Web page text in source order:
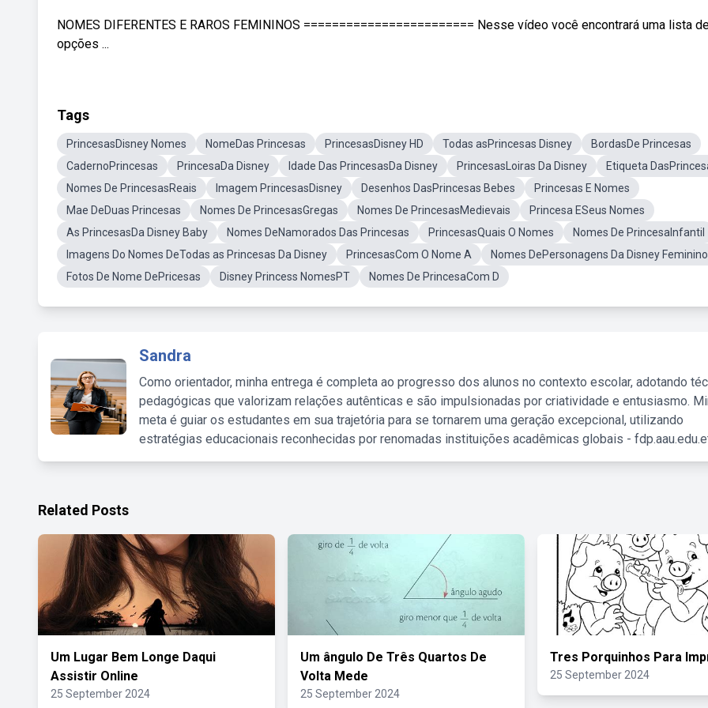
NOMES DIFERENTES E RAROS FEMININOS ======================== Nesse vídeo você encontrará uma lista
opções ...
Tags
PrincesasDisney Nomes NomeDas Princesas PrincesasDisney HD Todas asPrincesas Disney
BordasDe Princesas
CadernoPrincesas
PrincesaDa Disney Idade Das PrincesasDa Disney PrincesasLoiras Da Disney
Etiqueta
Nomes De PrincesasReais
Imagem PrincesasDisney Desenhos DasPrincesas Bebes
Princesas E Nomes
Mae DeDuas Princesas
Nomes De PrincesasGregas Nomes De PrincesasMedievais
Princesa ESeus Nomes
As PrincesasDa Disney Baby
Nomes DeNamorados Das Princesas PrincesasQuais O Nomes
Nomes De PrincesaInfantil
Imagens Do Nomes DeTodas as Princesas Da Disney
PrincesasCom O Nome A
Nomes DePersonagens Da Disney
Fotos De Nome DePricesas
Disney Princess NomesPT Nomes De PrincesaCom D
Sandra
Como orientador, minha entrega é completa ao progresso dos alunos no contexto escolar, adotando
pedagógicas que valorizam relações autênticas e são impulsionadas por criatividade e entusiasmo.
meta é guiar os estudantes em sua trajetória para se tornarem uma geração excepcional, utilizando
estratégias educacionais reconhecidas por renomadas instituições acadêmicas globais -
Related Posts
Um Lugar Bem Longe Daqui
Assistir Online
25 September 2024
Um ângulo De Três Quartos De
Volta Mede
25 September 2024
Tres Porquinhos Para
25 September 2024